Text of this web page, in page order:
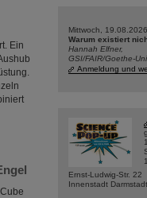
Ein
Mittwoch,
Warum existiert
Hannah Elfner,
GSI/FAIR/Goethe-
Anmeldung und
Ernst-Ludwig-Str. 22
Innenstadt Darmstadt